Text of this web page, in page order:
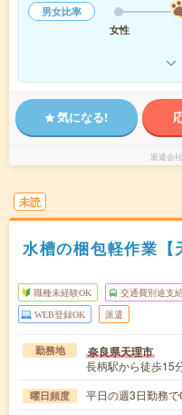
男女比率
女性
気になる!
派遣会社
未読
水槽の梱包軽作業【
職種未経験OK 交通費別途支
WEB登録OK 派遣
勤務地 奈良県天理市
長柄駅から徒歩15
曜日頻度 平日の週3日勤務で